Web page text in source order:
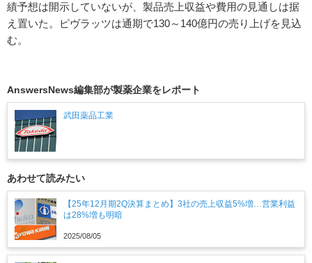
績予想は開示していないが、製品売上収益や費用の見通しは据
え置いた。ピヴラッツは通期で130～140億円の売り上げを見込
む。
AnswersNews編集部が製薬企業をレポート
武田薬品工業
あわせて読みたい
【25年12月期2Q決算まとめ】3社の売上収益5%増…営業利益
は28%増も明暗
2025/08/05